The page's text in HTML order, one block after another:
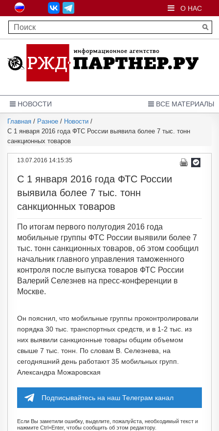
О НАС
ВСЕ МАТЕРИАЛЫ
НОВОСТИ
Главная / Разное / Новости /
С 1 января 2016 года ФТС России выявила более 7 тыс. тонн
санкционных товаров
13.07.2016 14:15:35
С 1 января 2016 года ФТС России
выявила более 7 тыс. тонн
санкционных товаров
По итогам первого полугодия 2016 года
мобильные группы ФТС России выявили более 7
тыс. тонн санкционных товаров, об этом сообщил
начальник главного управления таможенного
контроля после выпуска товаров ФТС России
Валерий Селезнев на пресс-конференции в
Москве.
Он пояснил, что мобильные группы проконтролировали
порядка 30 тыс. транспортных средств, и в 1-2 тыс. из
них выявили санкционные товары общим объемом
свыше 7 тыс. тонн. По словам В. Селезнева, на
сегодняшний день работают 35 мобильных групп.
Александра Можаровская
Подписывайтесь на наш Телеграм канал
Если Вы заметили ошибку, выделите, пожалуйста, необходимый текст и
нажмите Ctrl+Enter, чтобы сообщить об этом редактору.